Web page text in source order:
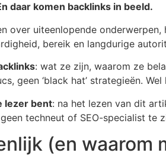
daar komen backlinks in beeld.
over uiteenlopende
bereik en langdurige
: wat ze zijn, waarom ze
geen ‘black hat’ strategieën.
lezer bent: na het lezen van dit
techneut of SEO-specialist
(en waarom